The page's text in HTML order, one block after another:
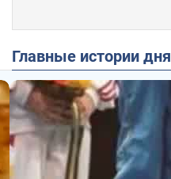
Главные истории дня